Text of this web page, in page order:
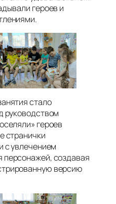
героев и
стало
руководством
героев
странички
с увлечением
создавая
версию